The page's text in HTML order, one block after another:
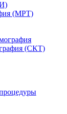
(МРТ)
(СКТ)